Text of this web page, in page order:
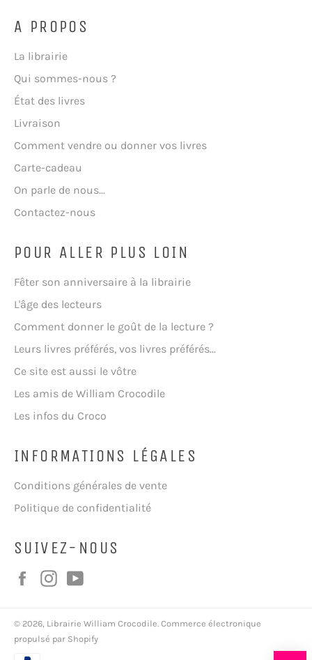
A PROPOS
La librairie
Qui sommes-nous ?
État des livres
Livraison
Comment vendre ou donner vos livres
Carte-cadeau
On parle de nous...
Contactez-nous
POUR ALLER PLUS LOIN
Fêter son anniversaire à la librairie
L'âge des lecteurs
Comment donner le goût de la lecture ?
Leurs livres préférés, vos livres préférés...
Ce site est aussi le vôtre
Les amis de William Crocodile
Les infos du Croco
INFORMATIONS LÉGALES
Conditions générales de vente
Politique de confidentialité
SUIVEZ-NOUS
FacebookInstagram
© 2026, Librairie William Crocodile. Commerce électronique
propulsé par Shopify